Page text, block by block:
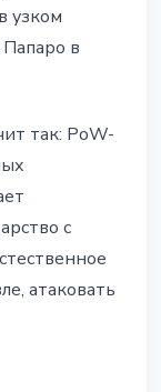
узком
в
так: PoW-
с
атаковать